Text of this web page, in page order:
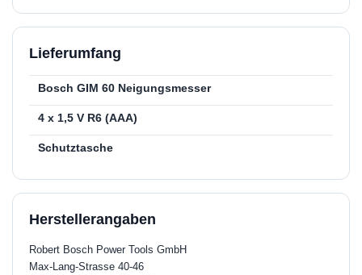
Lieferumfang
Bosch GIM 60 Neigungsmesser
4 x 1,5 V R6 (AAA)
Schutztasche
Herstellerangaben
Robert Bosch Power Tools GmbH
Max-Lang-Strasse 40-46